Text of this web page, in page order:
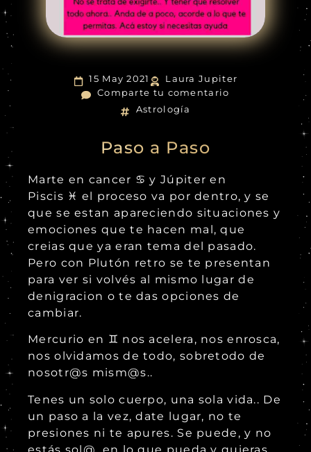
15 May 2021
Laura Jupiter
Comparte tu comentario
Astrología
Paso a Paso
Marte en cancer ♋ y Júpiter en
Piscis ♓ el proceso va por dentro, y se
que se estan apareciendo situaciones y
emociones que te hacen mal, que
creias que ya eran tema del pasado.
Pero con Plutón retro se te presentan
para ver si volvés al mismo lugar de
denigracion o te das opciones de
cambiar.
Mercurio en ♊ nos acelera, nos enrosca,
nos olvidamos de todo, sobretodo de
nosotr@s mism@s..
Tenes un solo cuerpo, una sola vida.. De
un paso a la vez, date lugar, no te
presiones ni te apures. Se puede, y no
estás sol@, en lo que pueda y quieras